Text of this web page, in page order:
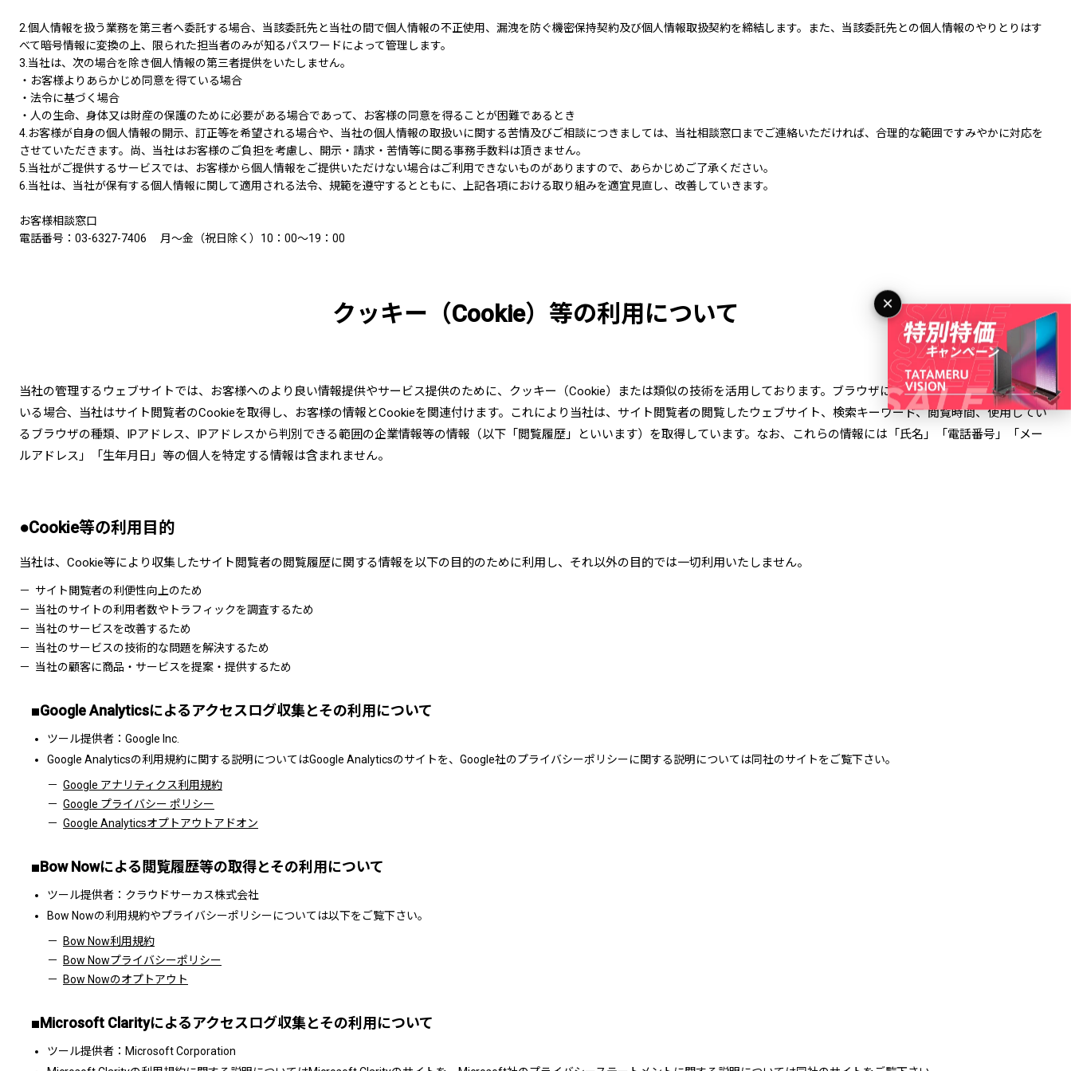
2.個人情報を扱う業務を第三者へ委託する場合、当該委託先と当社の間で個人情報の不正使用、漏洩を防ぐ機密保持契約及び個人情報取扱契約を締結します。また、当該委託先との個人情報のやりとりはす
べて暗号情報に変換の上、限られた担当者のみが知るパスワードによって管理します。
3.当社は、次の場合を除き個人情報の第三者提供をいたしません。
・お客様よりあらかじめ同意を得ている場合
・法令に基づく場合
・人の生命、身体又は財産の保護のために必要がある場合であって、お客様の同意を得ることが困難であるとき
4.お客様が自身の個人情報の開示、訂正等を希望される場合や、当社の個人情報の取扱いに関する苦情及びご相談につきましては、当社相談窓口までご連絡いただければ、合理的な範囲ですみやかに対応を
させていただきます。尚、当社はお客様のご負担を考慮し、開示・請求・苦情等に関る事務手数料は頂きません。
5.当社がご提供するサービスでは、お客様から個人情報をご提供いただけない場合はご利用できないものがありますので、あらかじめご了承ください。
6.当社は、当社が保有する個人情報に関して適用される法令、規範を遵守するとともに、上記各項における取り組みを適宜見直し、改善していきます。
お客様相談窓口
電話番号：03-6327-7406 月～金（祝日除く）10：00～19：00
クッキー（Cookie）等の利用について
当社の管理するウェブサイトでは、お客様へのより良い情報提供やサービス提供のために、クッキー（Cookie）または類似の技術を活用しております。ブラウザにてCookieの送信を許可されて
いる場合、当社はサイト閲覧者のCookieを取得し、お客様の情報とCookieを関連付けます。これにより当社は、サイト閲覧者の閲覧したウェブサイト、検索キーワード、閲覧時間、使用してい
るブラウザの種類、IPアドレス、IPアドレスから判別できる範囲の企業情報等の情報（以下「閲覧履歴」といいます）を取得しています。なお、これらの情報には「氏名」「電話番号」「メー
ルアドレス」「生年月日」等の個人を特定する情報は含まれません。
●Cookie等の利用目的
当社は、Cookie等により収集したサイト閲覧者の閲覧履歴に関する情報を以下の目的のために利用し、それ以外の目的では一切利用いたしません。
サイト閲覧者の利便性向上のため
当社のサイトの利用者数やトラフィックを調査するため
当社のサービスを改善するため
当社のサービスの技術的な問題を解決するため
当社の顧客に商品・サービスを提案・提供するため
■Google Analyticsによるアクセスログ収集とその利用について
ツール提供者：Google Inc.
Google Analyticsの利用規約に関する説明についてはGoogle Analyticsのサイトを、Google社のプライバシーポリシーに関する説明については同社のサイトをご覧下さい。
Google アナリティクス利用規約
Google プライバシー ポリシー
Google Analyticsオプトアウトアドオン
■Bow Nowによる閲覧履歴等の取得とその利用について
ツール提供者：クラウドサーカス株式会社
Bow Nowの利用規約やプライバシーポリシーについては以下をご覧下さい。
Bow Now利用規約
Bow Nowプライバシーポリシー
Bow Nowのオプトアウト
■Microsoft Clarityによるアクセスログ収集とその利用について
ツール提供者：Microsoft Corporation
×